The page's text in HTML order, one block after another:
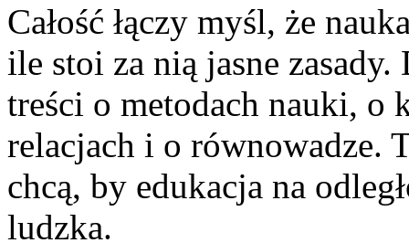
Całość łączy myśl, że
ile stoi za nią jasne
treści o metodach nauki, o
relacjach i o równowadze.
chcą, by edukacja na
ludzka.